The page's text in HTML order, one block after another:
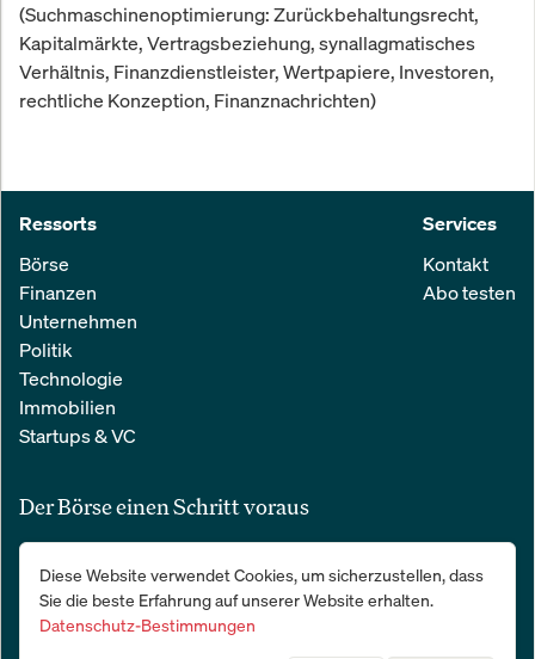
(Suchmaschinenoptimierung: Zurückbehaltungsrecht,
Kapitalmärkte, Vertragsbeziehung, synallagmatisches
Verhältnis, Finanzdienstleister, Wertpapiere, Investoren,
rechtliche Konzeption, Finanznachrichten)
Ressorts
Börse
Finanzen
Unternehmen
Politik
Technologie
Immobilien
Startups & VC
Services
Kontakt
Abo testen
Der Börse einen Schritt voraus
Alle relevanten Nachrichten aus Wirtschaft und Finanzen in einer
einfachen E-Mail. 100 % kostenlos:
Diese Website verwendet Cookies, um sicherzustellen, dass
Sie die beste Erfahrung auf unserer Website erhalten.
Datenschutz-Bestimmungen